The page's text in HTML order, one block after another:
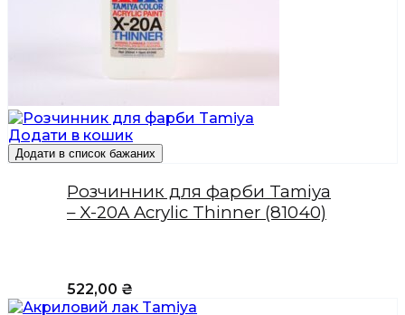
Додати в кошик
Додати в список бажаних
Розчинник для фарби Tamiya
– X-20A Acrylic Thinner (81040)
522,00 ₴